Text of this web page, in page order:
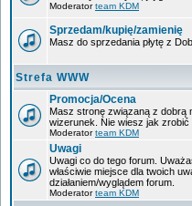
Moderatorteam KDM
Sprzedam/kupię/zamienię
Masz do sprzedania płytę z
Strefa WWW
Promocja/Ocena
Masz stronę związaną z dobrą
wizerunek. Nie wiesz jak
Moderatorteam KDM
Uwagi
Uwagi co do tego forum.
właściwie miejsce dla twoich
działaniem/wyglądem forum.
Moderatorteam KDM